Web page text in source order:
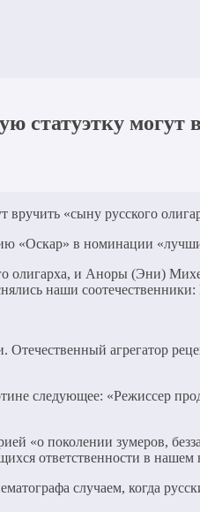
статуэтку могут
«Оскар» в номинации
олигарха, и Аноры (Эни)
наши
агрегатор
следующее: «Режиссер
«о поколении зумеров,
ответственности в нашем
случаем, когда